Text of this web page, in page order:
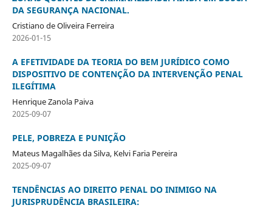
DA SEGURANÇA NACIONAL.
Cristiano de Oliveira Ferreira
2026-01-15
A EFETIVIDADE DA TEORIA DO BEM JURÍDICO COMO
DISPOSITIVO DE CONTENÇÃO DA INTERVENÇÃO PENAL
ILEGÍTIMA
Henrique Zanola Paiva
2025-09-07
PELE, POBREZA E PUNIÇÃO
Mateus Magalhães da Silva, Kelvi Faria Pereira
2025-09-07
TENDÊNCIAS AO DIREITO PENAL DO INIMIGO NA
JURISPRUDÊNCIA BRASILEIRA: